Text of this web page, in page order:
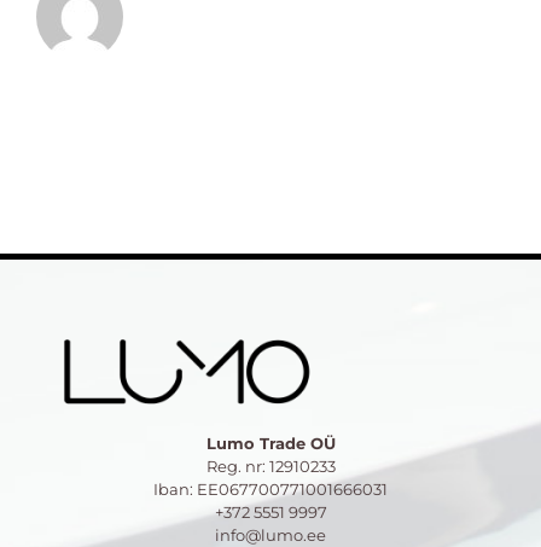
Lumo Trade OÜ
Reg. nr: 12910233
Iban: EE067700771001666031
+372 5551 9997
info@lumo.ee